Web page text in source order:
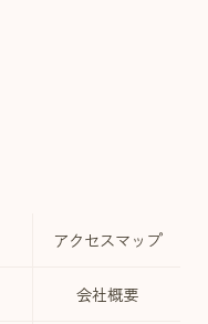
アクセスマップ
会社概要